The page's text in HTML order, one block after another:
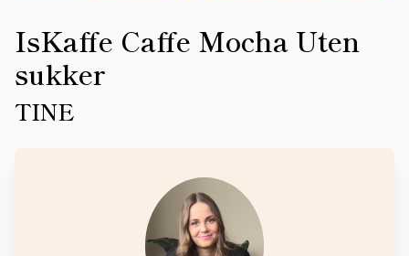
IsKaffe Caffe Mocha Uten
sukker
TINE